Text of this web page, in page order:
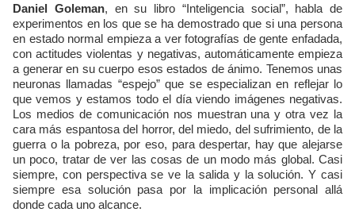
Daniel Goleman, en su libro “Inteligencia social”, habla de
experimentos en los que se ha demostrado que si una persona
en estado normal empieza a ver fotografías de gente enfadada,
con actitudes violentas y negativas, automáticamente empieza
a generar en su cuerpo esos estados de ánimo. Tenemos unas
neuronas llamadas “espejo” que se especializan en reflejar lo
que vemos y estamos todo el día viendo imágenes negativas.
Los medios de comunicación nos muestran una y otra vez la
cara más espantosa del horror, del miedo, del sufrimiento, de la
guerra o la pobreza, por eso, para despertar, hay que alejarse
un poco, tratar de ver las cosas de un modo más global. Casi
siempre, con perspectiva se ve la salida y la solución. Y casi
siempre esa solución pasa por la implicación personal allá
donde cada uno alcance.